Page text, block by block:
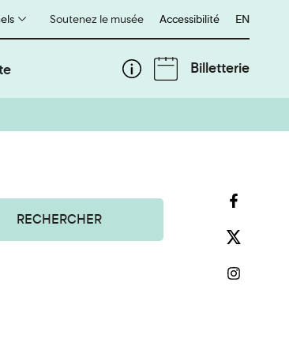
Soutenez le musée Accessibilité English
EN
Billetterie
RECHERCHER